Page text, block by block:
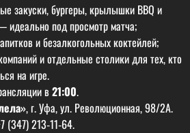
закуски, бургеры, крылышки BBQ и
идеально под просмотр матча;
и безалкогольных коктейлей;
и отдельные столики для тех, кто
на игре.
в21:00.
, г. Уфа, ул. Революционная, 98/2А.
(347) 213‑11‑64.